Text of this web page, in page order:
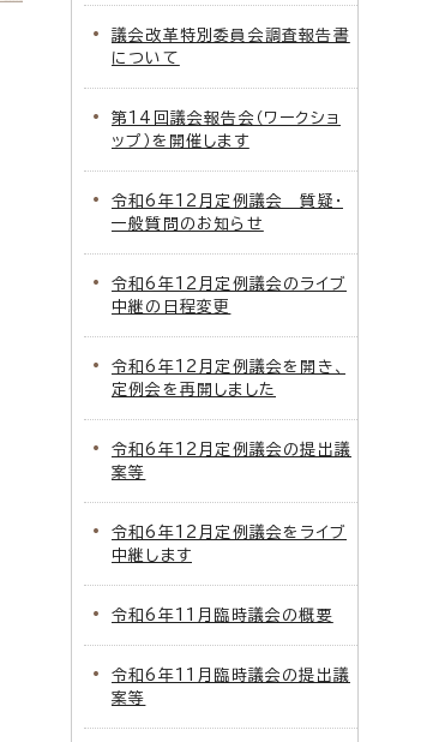
議会改革特別委員会調査報告書
について
第14回議会報告会（ワークショ
ップ）を開催します
令和6年12月定例議会 質疑・
一般質問のお知らせ
令和6年12月定例議会のライブ
中継の日程変更
令和6年12月定例議会を開き、
定例会を再開しました
令和6年12月定例議会の提出議
案等
令和6年12月定例議会をライブ
中継します
令和6年11月臨時議会の概要
令和6年11月臨時議会の提出議
案等